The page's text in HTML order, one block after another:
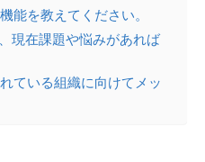
能を教えてください。
現在課題や悩みがあれば
ている組織に向けてメッ